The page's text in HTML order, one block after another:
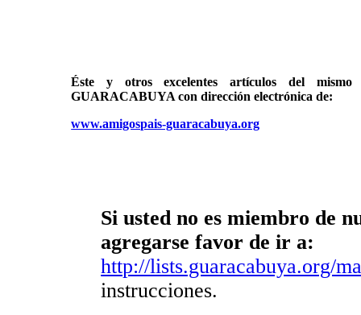
Éste y otros excelentes artículos del
GUARACABUYA con dirección electrónica de:
www.amigospais-guaracabuya.org
Si usted no es miembro de
agregarse favor de ir a:
http://lists.guaracabuya.org/
instrucciones.